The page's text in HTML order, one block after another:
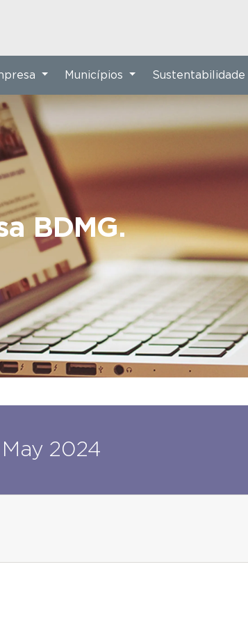
BDMG.
Municípios Sustentabilidade
May 2024